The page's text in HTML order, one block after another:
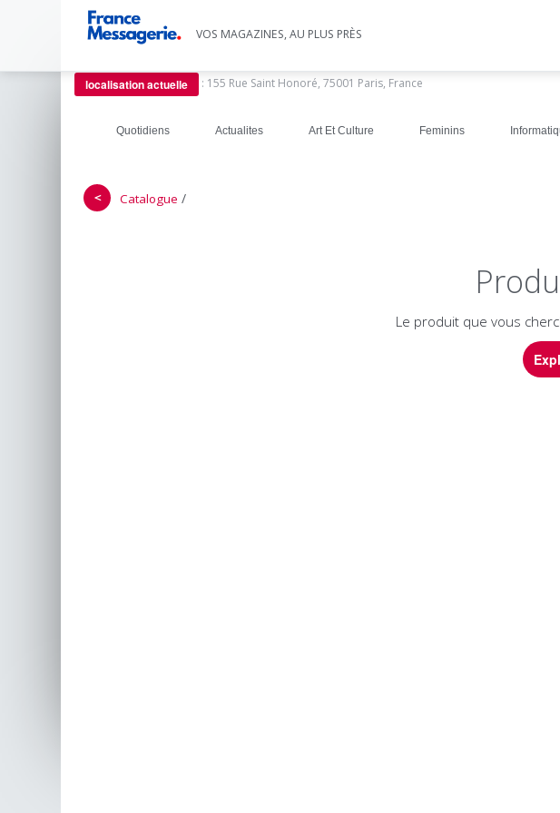
VOS MAGAZINES, AU PLUS PRÈS
localisation actuelle : 155 Rue Saint Honoré, 75001 Paris, France
Quotidiens Actualites Art Et Culture Feminins
＜ Catalogue /
Le produit que vous